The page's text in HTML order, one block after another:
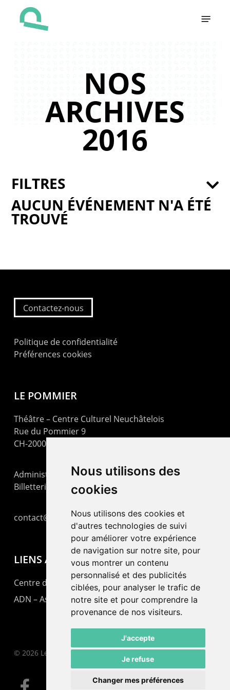
Nous utilisons des
cookies
Nous utilisons des cookies et
d'autres technologies de suivi
pour améliorer votre expérience
de navigation sur notre site, pour
vous montrer un contenu
personnalisé et des publicités
ciblées, pour analyser le trafic de
notre site et pour comprendre la
provenance de nos visiteurs.
J'accepte
Je refuse
Changer mes préférences
NOS
ARCHIVES
2016
AUCUN ÉVÉNEMENT N'A ÉTÉ
TROUVÉ
FILTRES
Contactez-nous
Politique de confidentialité
Préférences cookies
LE POMMIER
Théâtre – Centre Culturel Neuchâtelois
Rue du Pommier 9
CH-2000 Neuchâtel
Administration : +41 32 725 03 03
Billetterie : +41 32 725 05 05
contact@lepommier.ch
LIENS AMIS
Centre de culture ABC
ADN – Association Danse Neuchâtel
© 2026 Le Pommier.
facebook email